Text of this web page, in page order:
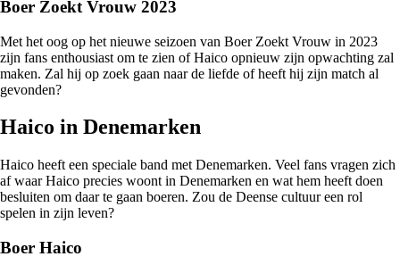
Boer Zoekt Vrouw 2023
Met het oog op het nieuwe seizoen van Boer Zoekt Vrouw in 2023
zijn fans enthousiast om te zien of Haico opnieuw zijn opwachting zal
maken. Zal hij op zoek gaan naar de liefde of heeft hij zijn match al
gevonden?
Haico in Denemarken
Haico heeft een speciale band met Denemarken. Veel fans vragen zich
af waar Haico precies woont in Denemarken en wat hem heeft doen
besluiten om daar te gaan boeren. Zou de Deense cultuur een rol
spelen in zijn leven?
Boer Haico